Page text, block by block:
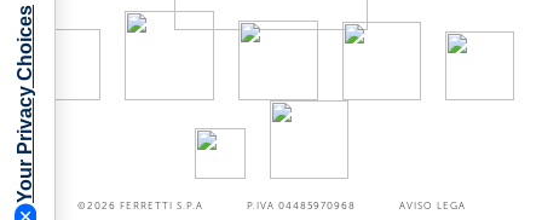
©2026 FERRETTI S.P.A P.IVA 04485970968 AVISO LEGA
Your Privacy Choices